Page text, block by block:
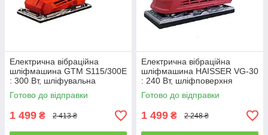
Електрична вібраційна
шліфмашина GTM S115/300E
: 300 Вт, шліфувальна
поверхня 115х230мм, 600 об/
хв (2627)
Готово до відправки
1 499 ₴ 2 413 ₴
Електрична вібраційна
шліфмашина HAISSER VG-30
: 240 Вт, шліфповерхня
182/90 мм (124321)
Готово до відправки
1 499 ₴ 2 248 ₴